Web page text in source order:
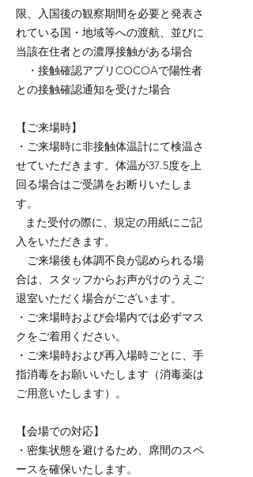
限、入国後の観察期間を必要と発表さ
れている国・地域等への渡航、並びに
当該在住者との濃厚接触がある場合
・接触確認アプリCOCOAで陽性者
との接触確認通知を受けた場合
【ご来場時】
・ご来場時に非接触体温計にて検温さ
せていただきます。体温が37.5度を上
回る場合はご受講をお断りいたしま
す。
また受付の際に、規定の用紙にご記
入をいただきます。
ご来場後も体調不良が認められる場
合は、スタッフからお声がけのうえご
退室いただく場合がございます。
・ご来場時および会場内では必ずマス
クをご着用ください。
・ご来場時および再入場時ごとに、手
指消毒をお願いいたします（消毒薬は
ご用意いたします）。
【会場での対応】
・密集状態を避けるため、席間のスペ
ースを確保いたします。